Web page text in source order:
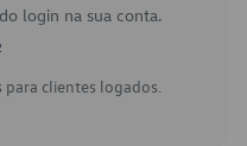
login na sua conta.
clientes logados.